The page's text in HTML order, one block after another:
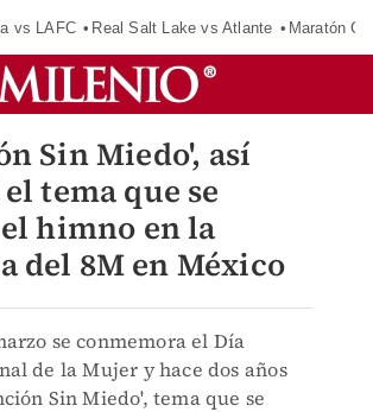
vs LAFC Real Salt Lake vs Atlante Maratón
Sin Miedo', así
tema que se
himno en la
del 8M en México
se conmemora el Día
de la Mujer y hace dos años
Sin Miedo', tema que se